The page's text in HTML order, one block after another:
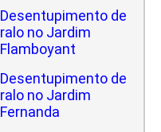
Desentupimento de
ralo no Jardim
Flamboyant
Desentupimento de
ralo no Jardim
Fernanda